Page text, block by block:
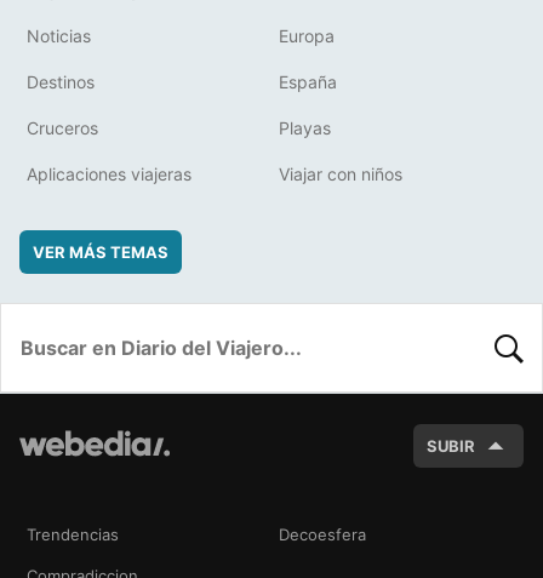
Noticias Europa
Destinos España
Cruceros Playas
Aplicaciones viajeras Viajar con niños
VER MÁS TEMAS
SUBIR
Trendencias Decoesfera